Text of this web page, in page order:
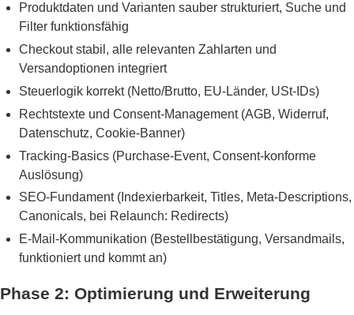
Produktdaten und Varianten sauber strukturiert, Suche und
Filter funktionsfähig
Checkout stabil, alle relevanten Zahlarten und
Versandoptionen integriert
Steuerlogik korrekt (Netto/Brutto, EU-Länder, USt-IDs)
Rechtstexte und Consent-Management (AGB, Widerruf,
Datenschutz, Cookie-Banner)
Tracking-Basics (Purchase-Event, Consent-konforme
Auslösung)
SEO-Fundament (Indexierbarkeit, Titles, Meta-Descriptions,
Canonicals, bei Relaunch: Redirects)
E-Mail-Kommunikation (Bestellbestätigung, Versandmails,
funktioniert und kommt an)
Phase 2: Optimierung und Erweiterung